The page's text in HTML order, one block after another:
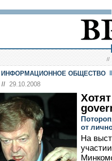
//
ИНФОРМАЦИОННОЕ ОБЩЕСТВО
// 29.10.2008
от
На